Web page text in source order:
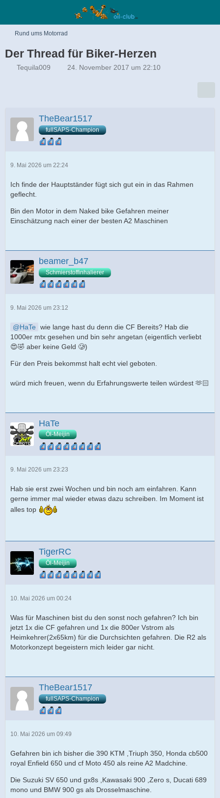
Rund ums Motorrad
Der Thread für Biker-Herzen
Tequila009 24. November 2017 um 22:10
TheBear1517
fullSAPS-Champion
9. Mai 2026 um 22:24
Ich finde der Hauptständer fügt sich gut ein in das Rahmen
geflecht.
Bin den Motor in dem Naked bike Gefahren meiner
Einschätzung nach einer der besten A2 Maschinen
beamer_b47
Schmierstoffinhalierer
9. Mai 2026 um 23:12
HaTe
wie lange hast du denn die CF Bereits? Hab die
1000er mtx gesehen und bin sehr angetan (eigentlich verliebt
😍🤣 aber keine Geld 🥲)
Für den Preis bekommst halt echt viel geboten.
würd mich freuen, wenn du Erfahrungswerte teilen würdest 🫶🏻
HaTe
Öl-Meijin
9. Mai 2026 um 23:23
Hab sie erst zwei Wochen und bin noch am einfahren. Kann
gerne immer mal wieder etwas dazu schreiben. Im Moment ist
alles top
TigerRC
Öl-Meijin
10. Mai 2026 um 00:24
Was für Maschinen bist du den sonst noch gefahren? Ich bin
jetzt 1x die CF gefahren und 1x die 800er Vstrom als
Heimkehrer(2x65km) für die Durchsichten gefahren. Die R2 als
Motorkonzept begeistern mich leider gar nicht.
TheBear1517
fullSAPS-Champion
10. Mai 2026 um 09:49
Gefahren bin ich bisher die 390 KTM ,Triuph 350, Honda cb500
royal Enfield 650 und cf Moto 450 als reine A2 Madchine.
Die Suzuki SV 650 und gx8s ,Kawasaki 900 ,Zero s, Ducati 689
mono und BMW 900 gs als Drosselmaschine.